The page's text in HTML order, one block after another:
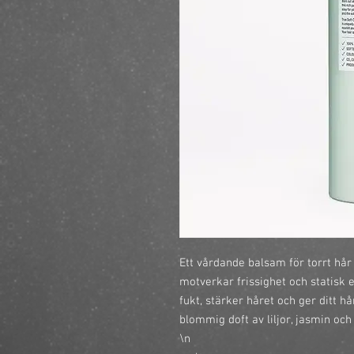
Ett vårdande balsam för torrt
motverkar frissighet och statisk
fukt, stärker håret och ger ditt
blommig doft av liljor, jasmin och
\n